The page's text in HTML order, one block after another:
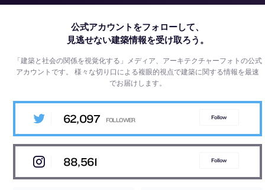
公式アカウントをフォローして、
見逃せない建築情報を受け取ろう。
「建築と社会の関係を視覚化する」メディア、アーキテクチャーフォトの公式
アカウントです。様々な切り口による複眼的視点で建築に関する情報を最速
でお届けします。
62,097 Follow
88,561 Follow